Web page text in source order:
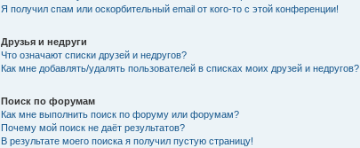
Я получил спам или оскорбительный email от кого-то с этой конференции!
Друзья и недруги
Что означают списки друзей и недругов?
Как мне добавлять/удалять пользователей в списках моих друзей и недругов?
Поиск по форумам
Как мне выполнить поиск по форуму или форумам?
Почему мой поиск не даёт результатов?
В результате моего поиска я получил пустую страницу!